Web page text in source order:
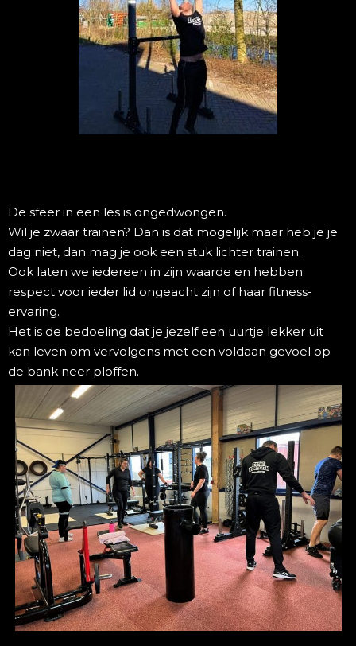
De sfeer in een les is ongedwongen.
Wil je zwaar trainen? Dan is dat mogelijk maar heb je je
dag niet, dan mag je ook een stuk lichter trainen.
Ook laten we iedereen in zijn waarde en hebben
respect voor ieder lid ongeacht zijn of haar fitness-
ervaring.
Het is de bedoeling dat je jezelf een uurtje lekker uit
kan leven om vervolgens met een voldaan gevoel op
de bank neer ploffen.